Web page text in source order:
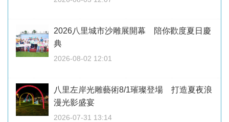
2026八里城市沙雕展開幕 陪你歡度夏日慶
典
2026-08-02 12:01
八里左岸光雕藝術8/1璀璨登場 打造夏夜浪
漫光影盛宴
2026-07-31 13:14